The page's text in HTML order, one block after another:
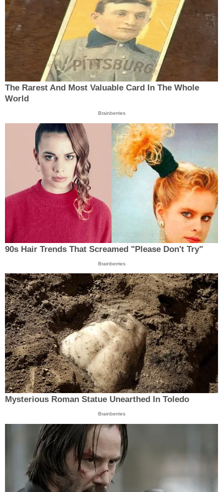
The Rarest And Most Valuable Card In The Whole
World
Brainberries
90s Hair Trends That Screamed "Please Don't Try"
Brainberries
Mysterious Roman Statue Unearthed In Toledo
Brainberries